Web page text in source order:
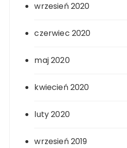
wrzesień 2020
czerwiec 2020
maj 2020
kwiecień 2020
luty 2020
wrzesień 2019